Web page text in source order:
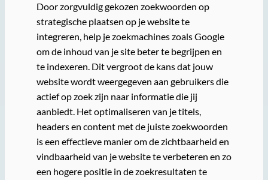
Door zorgvuldig gekozen zoekwoorden op
strategische plaatsen op je website te
integreren, help je zoekmachines zoals Google
om de inhoud van je site beter te begrijpen en
te indexeren. Dit vergroot de kans dat jouw
website wordt weergegeven aan gebruikers die
actief op zoek zijn naar informatie die jij
aanbiedt. Het optimaliseren van je titels,
headers en content met de juiste zoekwoorden
is een effectieve manier om de zichtbaarheid en
vindbaarheid van je website te verbeteren en zo
een hogere positie in de zoekresultaten te